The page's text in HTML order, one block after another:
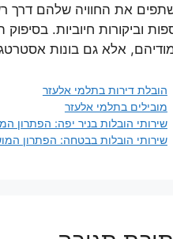
את החוויה שלהם דרך
וביקורות חיוביות.
אלא גם בונות
קטגוריות
הובלת דירות בתלמי אלעזר
תגיות
מובילים בתלמי אלעזר
שירותי הובלות בניר יפה: הפתרון
שירותי הובלות בבטחה: הפתרון